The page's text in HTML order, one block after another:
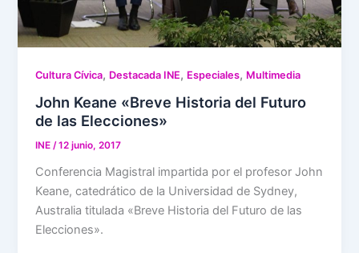
Cultura Cívica, Destacada INE, Especiales, Multimedia
John Keane «Breve Historia del Futuro
de las Elecciones»
INE/12 junio, 2017
Conferencia Magistral impartida por el profesor John
Keane, catedrático de la Universidad de Sydney,
Australia titulada «Breve Historia del Futuro de las
Elecciones».